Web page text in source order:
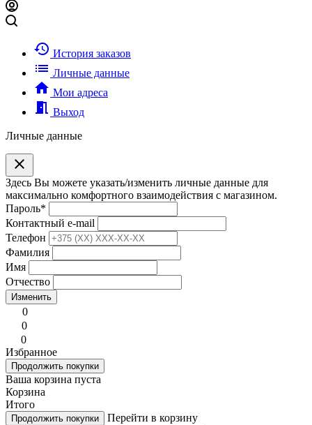
history История заказов
list Личные данные
home Мои адреса
meeting_room Выход
Личные данные
clear
Здесь Вы можете указать/изменить личные данные для
максимально комфортного взаимодействия с магазином.
Пароль*
Контактный e-mail
Телефон
Фамилия
Имя
Отчество
Изменить
0
0
0
Избранное
Продолжить покупки
Ваша корзина пуста
Корзина
Итого
Продолжить покупки Перейти в корзину